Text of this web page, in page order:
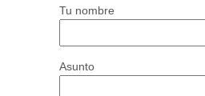
Tu nombre
Asunto